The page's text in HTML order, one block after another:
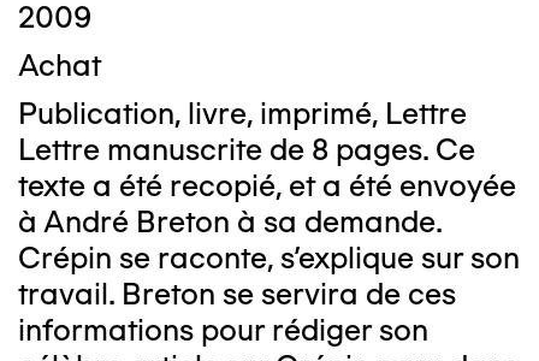
2009
Achat
Publication, livre, imprimé, Lettre
Lettre manuscrite de 8 pages. Ce
texte a été recopié, et a été envoyée
à André Breton à sa demande.
Crépin se raconte, s'explique sur son
travail. Breton se servira de ces
informations pour rédiger son